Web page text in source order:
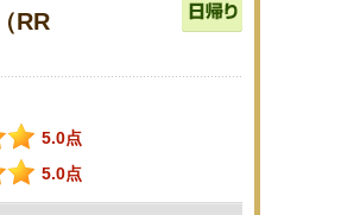
RR
5.0点
5.0点